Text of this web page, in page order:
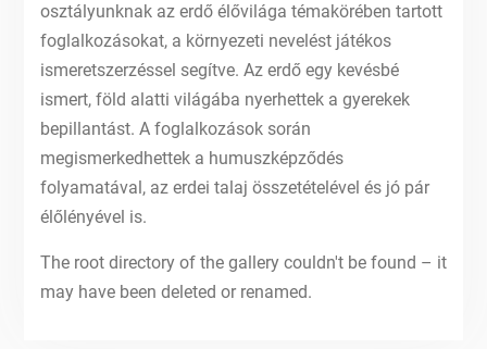
osztályunknak az erdő élővilága témakörében tartott
foglalkozásokat, a környezeti nevelést játékos
ismeretszerzéssel segítve. Az erdő egy kevésbé
ismert, föld alatti világába nyerhettek a gyerekek
bepillantást. A foglalkozások során
megismerkedhettek a humuszképződés
folyamatával, az erdei talaj összetételével és jó pár
élőlényével is.
The root directory of the gallery couldn't be found – it
may have been deleted or renamed.